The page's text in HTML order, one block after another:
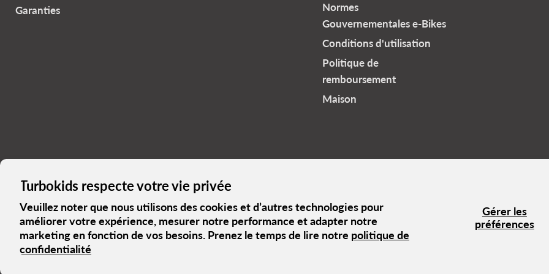
Turbokids respecte votre vie privée
Veuillez noter que nous utilisons des cookies et d’autres technologies pour
améliorer votre expérience, mesurer notre performance et adapter notre
marketing en fonction de vos besoins. Prenez le temps de lire notre politique de
confidentialité
Gérer les
préférences
Garanties
Normes
Gouvernementales e-Bikes
Conditions d'utilisation
Politique de
remboursement
Maison
Le Turbo Blogue Notre histoire Politique de Confidentialité
Conditions d'utilisation
Politique de remboursement Maison
Droits d'auteur © 2026 Turbokids.ca.
Commerce électronique propulsé par Shopify